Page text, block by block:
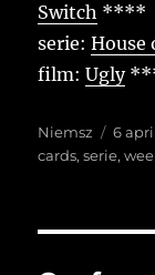
Switch ****
serie:House
film:Ugly
Auteur
Niemsz
op
6
cards,serie,